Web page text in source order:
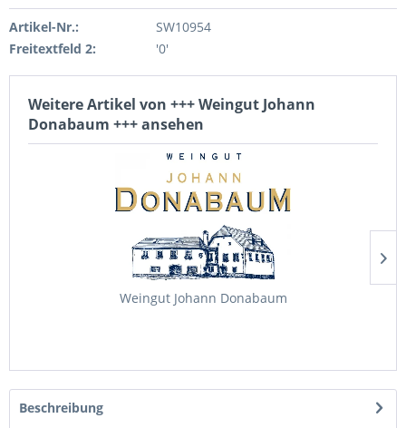
Artikel-Nr.:
SW10954
Freitextfeld 2:
'0'
Weitere Artikel von +++ Weingut Johann
Donabaum +++ ansehen
Weingut Johann Donabaum
Beschreibung